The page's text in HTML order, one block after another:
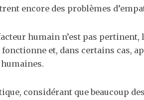
encore des problèmes
humain n’est pas
et, dans certains cas,
considérant que beaucoup